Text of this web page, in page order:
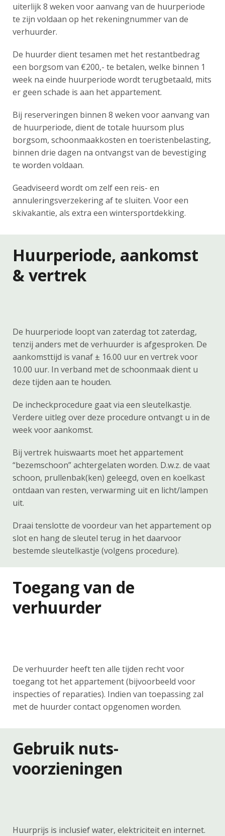
uiterlijk 8 weken voor aanvang van de huurperiode
te zijn voldaan op het rekeningnummer van de
verhuurder.
De huurder dient tesamen met het restantbedrag
een borgsom van €200,- te betalen, welke binnen 1
week na einde huurperiode wordt terugbetaald, mits
er geen schade is aan het appartement.
Bij reserveringen binnen 8 weken voor aanvang van
de huurperiode, dient de totale huursom plus
borgsom, schoonmaakkosten en toeristenbelasting,
binnen drie dagen na ontvangst van de bevestiging
te worden voldaan.
Geadviseerd wordt om zelf een reis- en
annuleringsverzekering af te sluiten. Voor een
skivakantie, als extra een wintersportdekking.
Huurperiode, aankomst
& vertrek
De huurperiode loopt van zaterdag tot zaterdag,
tenzij anders met de verhuurder is afgesproken. De
aankomsttijd is vanaf ± 16.00 uur en vertrek voor
10.00 uur. In verband met de schoonmaak dient u
deze tijden aan te houden.
De incheckprocedure gaat via een sleutelkastje.
Verdere uitleg over deze procedure ontvangt u in de
week voor aankomst.
Bij vertrek huiswaarts moet het appartement
“bezemschoon” achtergelaten worden. D.w.z. de vaat
schoon, prullenbak(ken) geleegd, oven en koelkast
ontdaan van resten, verwarming uit en licht/lampen
uit.
Draai tenslotte de voordeur van het appartement op
slot en hang de sleutel terug in het daarvoor
bestemde sleutelkastje (volgens procedure).
Toegang van de
verhuurder
De verhuurder heeft ten alle tijden recht voor
toegang tot het appartement (bijvoorbeeld voor
inspecties of reparaties). Indien van toepassing zal
met de huurder contact opgenomen worden.
Gebruik nuts-
voorzieningen
Huurprijs is inclusief water, elektriciteit en internet.